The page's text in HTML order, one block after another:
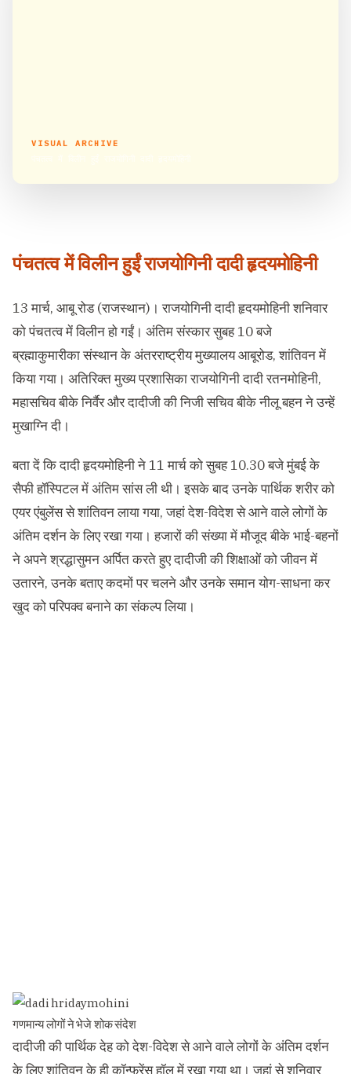
VISUAL ARCHIVE
पंचतत्व में विलीन हुईं राजयोगिनी दादी हृदयमोहिनी
13 मार्च, आबू रोड (राजस्थान)। राजयोगिनी दादी हृदयमोहिनी शनिवार
को पंचतत्व में विलीन हो गईं। अंतिम संस्कार सुबह 10 बजे
ब्रह्माकुमारीका संस्थान के अंतरराष्ट्रीय मुख्यालय आबूरोड, शांतिवन में
किया गया। अतिरिक्त मुख्य प्रशासिका राजयोगिनी दादी रतनमोहिनी,
महासचिव बीके निर्वैर और दादीजी की निजी सचिव बीके नीलू बहन ने उन्हें
मुखाग्नि दी।
बता दें कि दादी हृदयमोहिनी ने 11 मार्च को सुबह 10.30 बजे मुंबई के
सैफी हॉस्पिटल में अंतिम सांस ली थी। इसके बाद उनके पार्थिक शरीर को
एयर एंबुलेंस से शांतिवन लाया गया, जहां देश-विदेश से आने वाले लोगों के
अंतिम दर्शन के लिए रखा गया। हजारों की संख्या में मौजूद बीके भाई-बहनों
ने अपने श्रद्धासुमन अर्पित करते हुए दादीजी की शिक्षाओं को जीवन में
उतारने, उनके बताए कदमों पर चलने और उनके समान योग-साधना कर
खुद को परिपक्व बनाने का संकल्प लिया।
गणमान्य लोगों ने भेजे शोक संदेश
दादीजी की पार्थिक देह को देश-विदेश से आने वाले लोगों के अंतिम दर्शन
के लिए शांतिवन के ही कॉन्फ्रेंस हॉल में रखा गया था। जहां से शनिवार